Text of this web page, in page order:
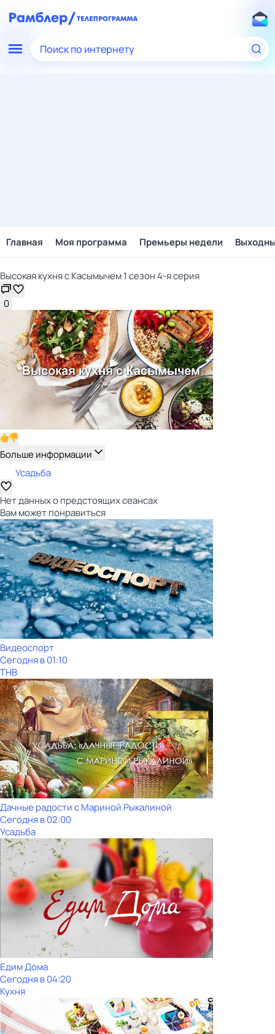
Поиск по интернету
Главная Моя программа Премьеры недели
Высокая кухня с Касымычем 1 сезон 4-я серия
0
Больше информации
Усадьба
Нет данных о предстоящих сеансах
Вам может понравиться
Видеоспорт
Сегодня в 01:10
ТНВ
Дачные радости с Мариной Рыкалиной
Сегодня в 02:00
Усадьба
Едим Дома
Сегодня в 04:20
Кухня